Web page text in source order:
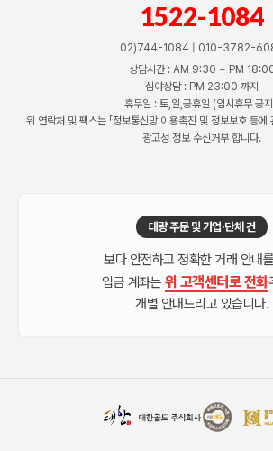
1522-1084
02)744-1084 | 010-3782-
상담시간 : AM 9:30 ~ PM
심야상담 : PM 23:00 까지
휴무일 : 토,일,공휴일 (임시휴무 공
위 연락처 및 팩스는 「정보통신망 이용촉진 및 정보보호 등에
광고성 정보 수신거부 합니다.
대량 주문 및 기업·단체 건
보다 안전하고 정확한 거래 안내
입금 계좌는 위 고객센터로 전화
개별 안내드리고 있습니다.